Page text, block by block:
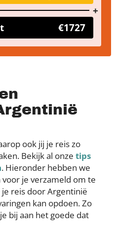
€1727
ook jij je reis zo
Bekijk al onze tips
. Hieronder hebben we
je verzameld om te
reis door Argentinië
kan opdoen. Zo
bij aan het goede dat